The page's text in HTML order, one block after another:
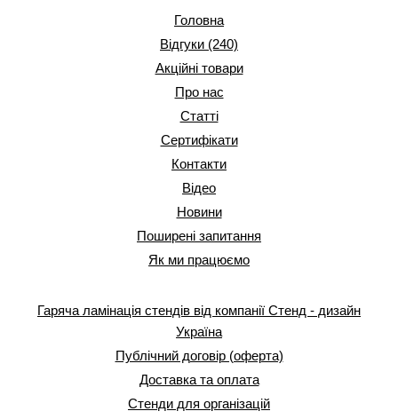
Головна
Відгуки (240)
Акційні товари
Про нас
Статті
Сертифікати
Контакти
Відео
Новини
Поширені запитання
Як ми працюємо
Гаряча ламінація стендів від компанії Стенд - дизайн
Україна
Публічний договір (оферта)
Доставка та оплата
Стенди для організацій